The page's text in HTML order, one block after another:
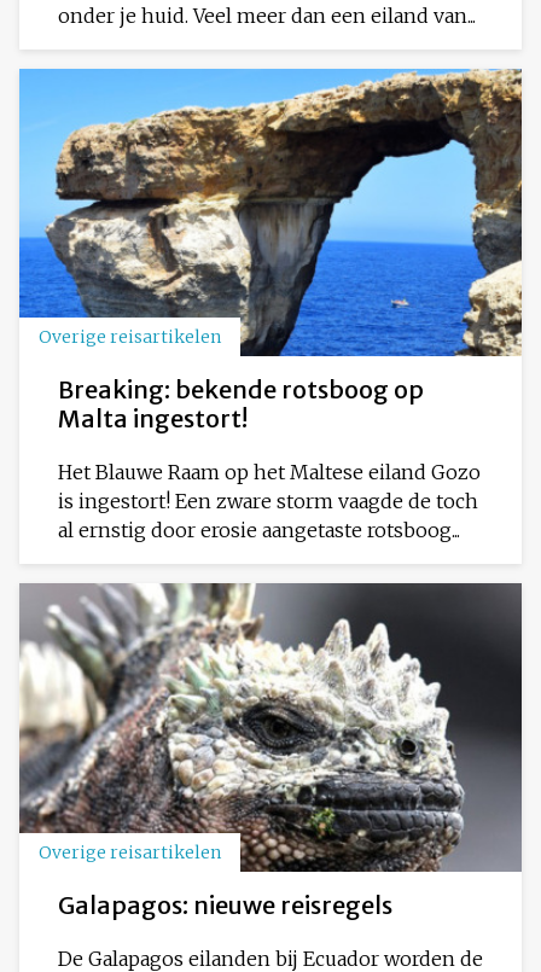
onder je huid. Veel meer dan een eiland van...
Overige reisartikelen
Breaking: bekende rotsboog op
Malta ingestort!
Het Blauwe Raam op het Maltese eiland Gozo
is ingestort! Een zware storm vaagde de toch
al ernstig door erosie aangetaste rotsboog...
Overige reisartikelen
Galapagos: nieuwe reisregels
De Galapagos eilanden bij Ecuador worden de